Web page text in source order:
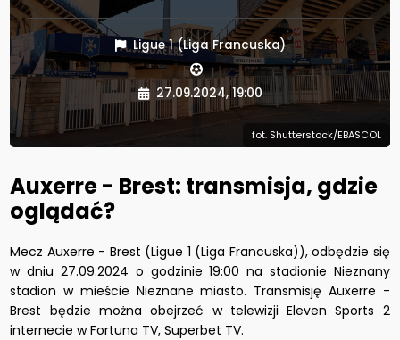
Ligue 1 (Liga Francuska)
27.09.2024, 19:00
fot. Shutterstock/EBASCOL
Auxerre - Brest: transmisja, gdzie
oglądać?
Mecz Auxerre - Brest (Ligue 1 (Liga Francuska)), odbędzie się
w dniu 27.09.2024 o godzinie 19:00 na stadionie Nieznany
stadion w mieście Nieznane miasto. Transmisję Auxerre -
Brest będzie można obejrzeć w telewizji Eleven Sports 2
internecie w Fortuna TV, Superbet TV.